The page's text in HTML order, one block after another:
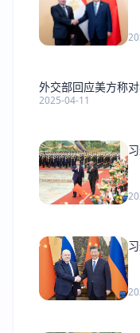
外交部回应美方称
2025-04-11